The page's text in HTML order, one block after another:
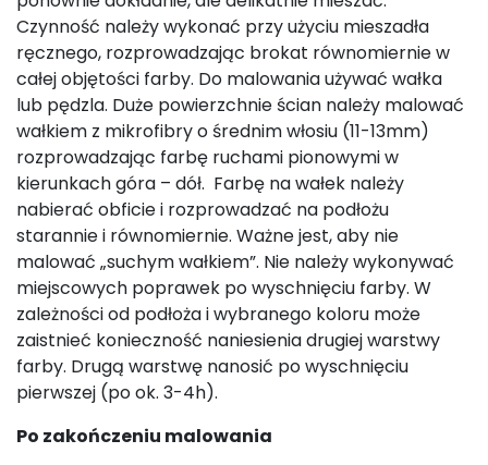
Czynność należy wykonać przy użyciu mieszadła
ręcznego, rozprowadzając brokat równomiernie w
całej objętości farby. Do malowania używać wałka
lub pędzla. Duże powierzchnie ścian należy malować
wałkiem z mikrofibry o średnim włosiu (11-13mm)
rozprowadzając farbę ruchami pionowymi w
kierunkach góra – dół. Farbę na wałek należy
nabierać obficie i rozprowadzać na podłożu
starannie i równomiernie. Ważne jest, aby nie
malować „suchym wałkiem”. Nie należy wykonywać
miejscowych poprawek po wyschnięciu farby. W
zależności od podłoża i wybranego koloru może
zaistnieć konieczność naniesienia drugiej warstwy
farby. Drugą warstwę nanosić po wyschnięciu
pierwszej (po ok. 3-4h).
Po zakończeniu malowania